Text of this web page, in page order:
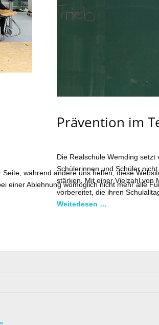
Prävention im
Die Realschule Wemding
Schülerinnen und Schüler
stärken. Mit einer Vielzahl von
vorbereitet, die ihren
Weiterlesen …
während andere uns helfen, diese
einer Ablehnung womöglich nicht mehr alle